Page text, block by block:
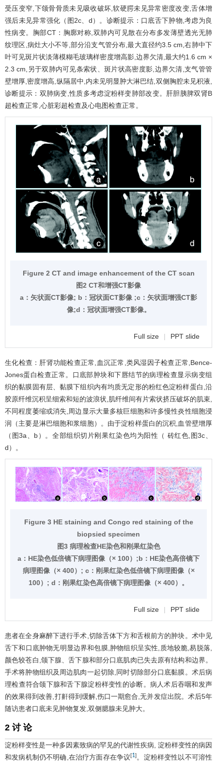
受压变窄,下颌骨骨质未见吸收破坏,软硬腭未见异常密度改变,舌体增
强后未见异常强化（ 图2c、d）。诊断提示：口底舌下肿物,考虑为良
性病变。胸部CT：胸廓对称,双肺内可见散在分布多发薄壁透光无肺
纹理区,病灶大小不等,部分沿支气管分布,最大直径约3.5 cm,右肺中下
叶可见斑片状淡薄模糊毛玻璃样密度增高影,边界欠清,最大约1.6 cm ×
2.3 cm,另于双肺内可见条索状、斑片状高密度影,边界欠清,支气管管
壁增厚,密度增高,纵隔居中,内未见明显肿大淋巴结,双侧胸腔未见积液,
诊断提示：双肺病变,性质多考虑淀粉样变肺部改变。肝胆胰脾双肾B
超检查正常,心脏彩超检查及心电图检查正常。
Figure 2 CT and image enhancement of the CT scan
图2 CT和增强CT影像
a：矢状面CT影像; b：冠状面CT影像 ;c：矢状面增强CT影
像;d：冠状面增强CT影像。
Full size | PPT slide
生化检查：肝肾功能检查正常,血沉正常,类风湿因子检查正常,Bence-
Jones蛋白检查正常。口底部肿块和下唇结节的病理检查显示病变组
织的黏膜固有层、黏膜下组织内有均质无定形的粉红色淀粉样蛋白,沿
胶原纤维沉积呈细索和短的波浪状,肌纤维间有片索状挤压破坏的肌束,
不同程度萎缩或消失,周边显示大量多核巨细胞和许多慢性炎性细胞浸
润（主要是淋巴细胞和浆细胞）。由于淀粉样蛋白的沉积,血管壁增厚
（ 图3a、b）。全部组织切片刚果红染色均为阳性（ 砖红色, 图3c、
d）。
Figure 3 HE staining and Congo red staining of the
biopsied specimen
图3 病理检查HE染色和刚果红染色
a：HE染色低倍镜下病理图像（× 100）;b：HE染色高倍镜下
病理图像（× 400）; c：刚果红染色低倍镜下病理图像（×
100）; d：刚果红染色高倍镜下病理图像（× 400）。
Full size | PPT slide
患者在全身麻醉下进行手术,切除舌体下方和舌根前方的肿块。术中见
舌下和口底肿物无明显边界和包膜,肿物组织呈实性,质地较脆,易脱落,
颜色较苍白,颌下腺、舌下腺和部分口底肌肉已失去原有结构和边界。
手术将肿物组织及周边肌肉一起切除,同时切除部分口底黏膜。术后病
理检查符合颌下腺和舌下腺淀粉样变性的诊断。病人术后吞咽和发声
的效果得到改善,打鼾得到缓解,伤口一期愈合,无并发症出院。术后5年
随访患者口底未见肿物复发,双侧腮腺未见肿大。
2 讨 论
淀粉样变性是一种多因素致病的罕见的代谢性疾病, 淀粉样变性的病因
和发病机制仍不明确,在治疗方面存在争议[1]。淀粉样变性以不可溶性